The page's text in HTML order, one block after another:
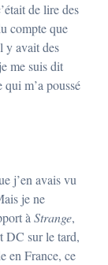
de lire des
compte que
y avait des
me suis dit
qui m’a poussé
j’en avais vu
je ne
àStrange,
DC sur le tard,
en France, ce